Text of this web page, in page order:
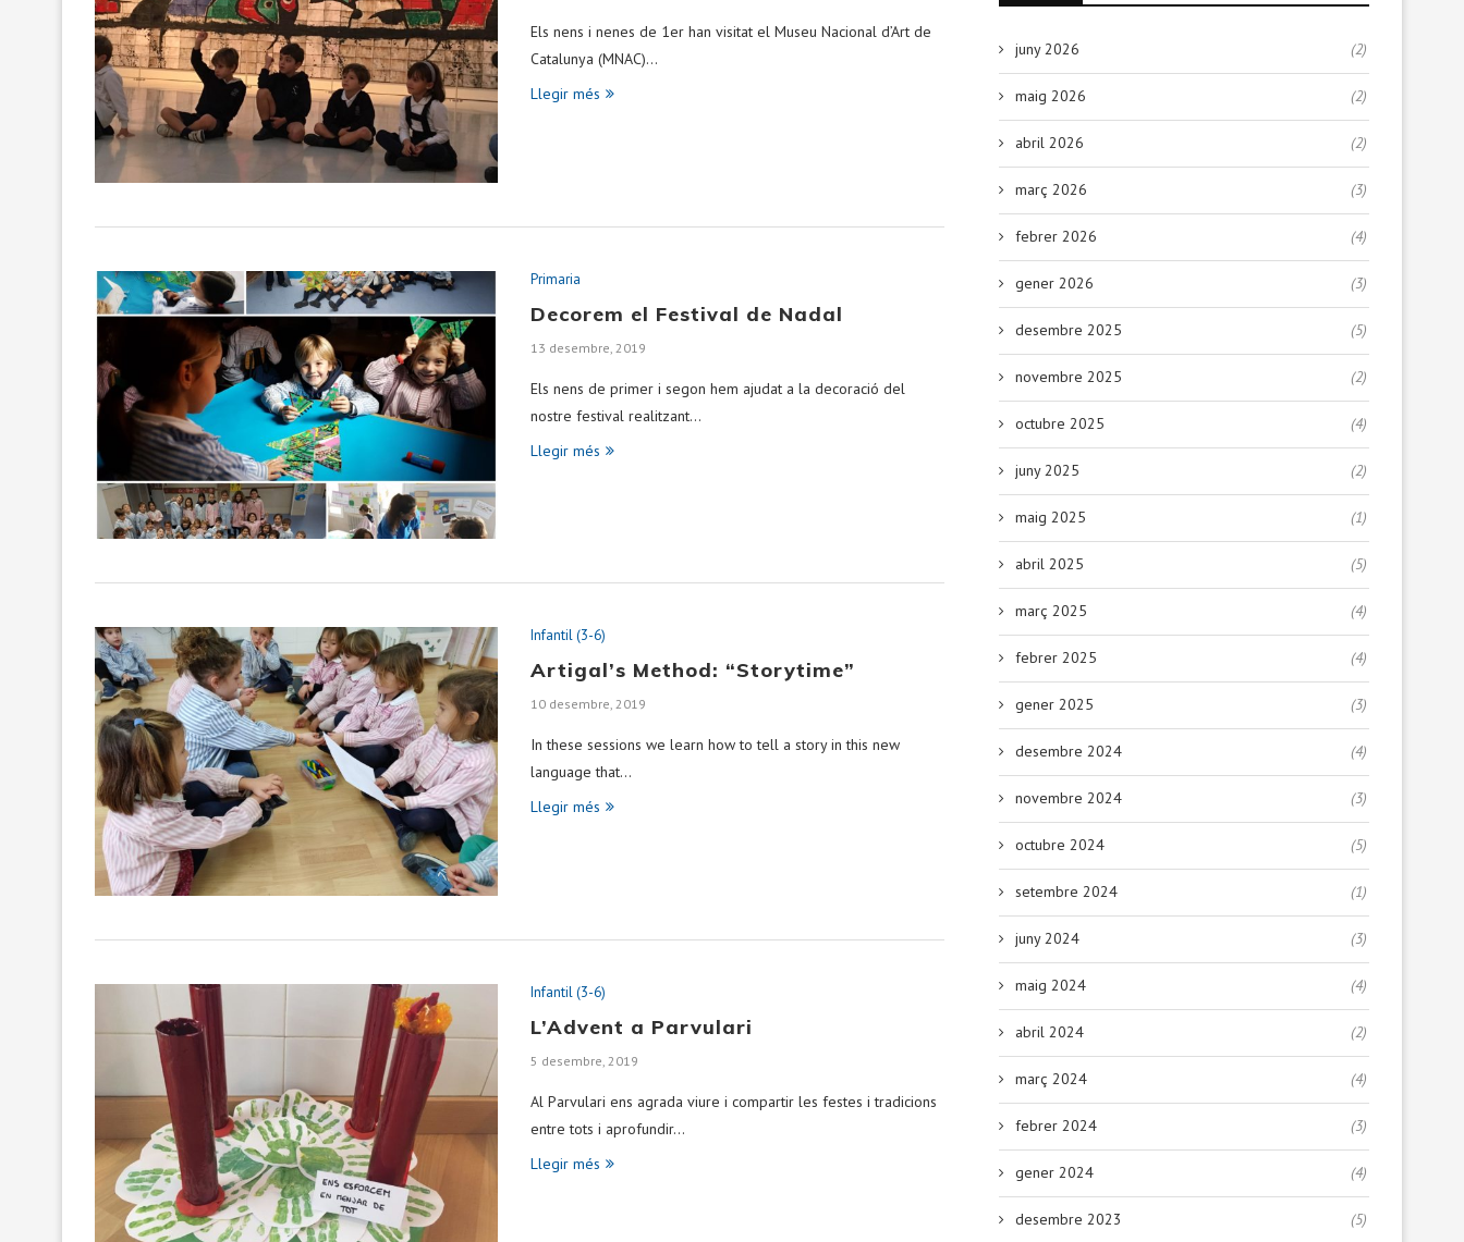
Els nens i nenes de 1er han visitat el Museu Nacional d’Art de
Catalunya (MNAC)…
Llegir més
Primaria
Decorem el Festival de Nadal
13 desembre, 2019
Els nens de primer i segon hem ajudat a la decoració del
nostre festival realitzant…
Llegir més
Infantil (3-6)
Artigal’s Method: “Storytime”
10 desembre, 2019
In these sessions we learn how to tell a story in this new
language that…
Llegir més
Infantil (3-6)
L’Advent a Parvulari
5 desembre, 2019
Al Parvulari ens agrada viure i compartir les festes i tradicions
entre tots i aprofundir…
Llegir més
juny 2026 (2)
maig 2026 (2)
abril 2026 (2)
març 2026 (3)
febrer 2026 (4)
gener 2026 (3)
desembre 2025 (5)
novembre 2025 (2)
octubre 2025 (4)
juny 2025 (2)
maig 2025 (1)
abril 2025 (5)
març 2025 (4)
febrer 2025 (4)
gener 2025 (3)
desembre 2024 (4)
novembre 2024 (3)
octubre 2024 (5)
setembre 2024 (1)
juny 2024 (3)
maig 2024 (4)
abril 2024 (2)
març 2024 (4)
febrer 2024 (3)
gener 2024 (4)
desembre 2023 (5)